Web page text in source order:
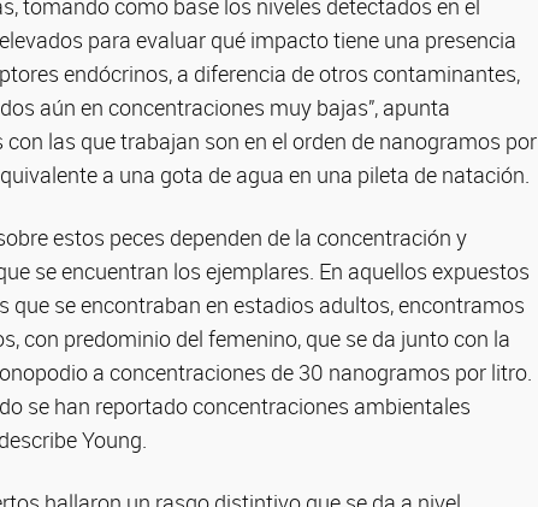
tomando como base los niveles detectados en el
para evaluar qué impacto tiene una presencia
endócrinos, a diferencia de otros contaminantes,
aún en concentraciones muy bajas”, apunta
las que trabajan son en el orden de nanogramos por
a una gota de agua en una pileta de natación.
estos peces dependen de la concentración y
se encuentran los ejemplares. En aquellos expuestos
que se encontraban en estadios adultos, encontramos
con predominio del femenino, que se da junto con la
a concentraciones de 30 nanogramos por litro.
se han reportado concentraciones ambientales
Young.